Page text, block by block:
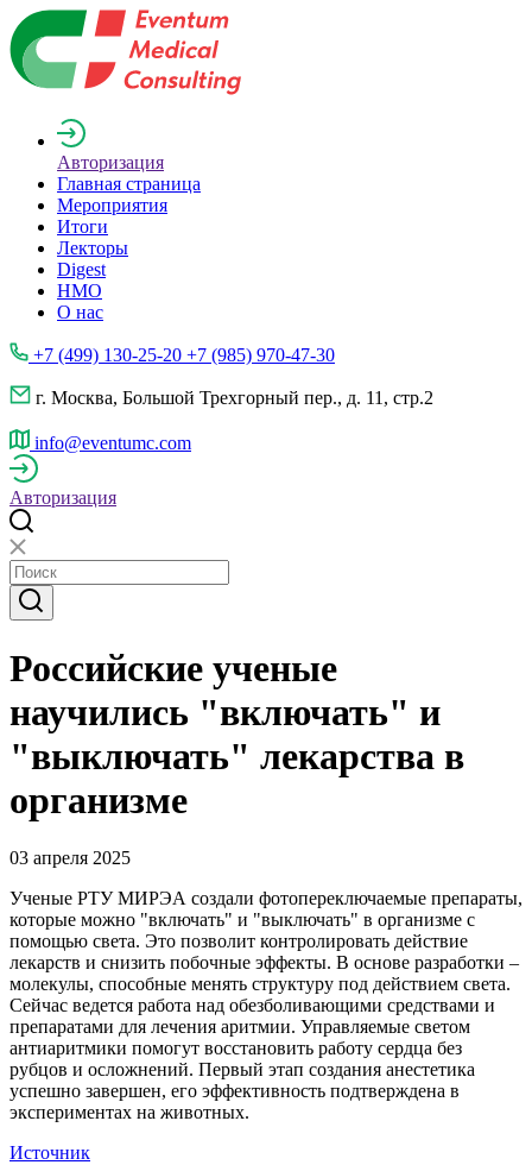
Авторизация
Главная страница
Мероприятия
Итоги
Лекторы
Digest
НМО
О нас
+7 (499) 130-25-20 +7 (985) 970-47-30
г. Москва, Большой Трехгорный пер., д. 11, стр.2
info@eventumc.com
Авторизация
Российские ученые
научились "включать" и
"выключать" лекарства в
организме
03 апреля 2025
Ученые РТУ МИРЭА создали фотопереключаемые препараты,
которые можно "включать" и "выключать" в организме с
помощью света. Это позволит контролировать действие
лекарств и снизить побочные эффекты. В основе разработки –
молекулы, способные менять структуру под действием света.
Сейчас ведется работа над обезболивающими средствами и
препаратами для лечения аритмии. Управляемые светом
антиаритмики помогут восстановить работу сердца без
рубцов и осложнений. Первый этап создания анестетика
успешно завершен, его эффективность подтверждена в
экспериментах на животных.
Источник